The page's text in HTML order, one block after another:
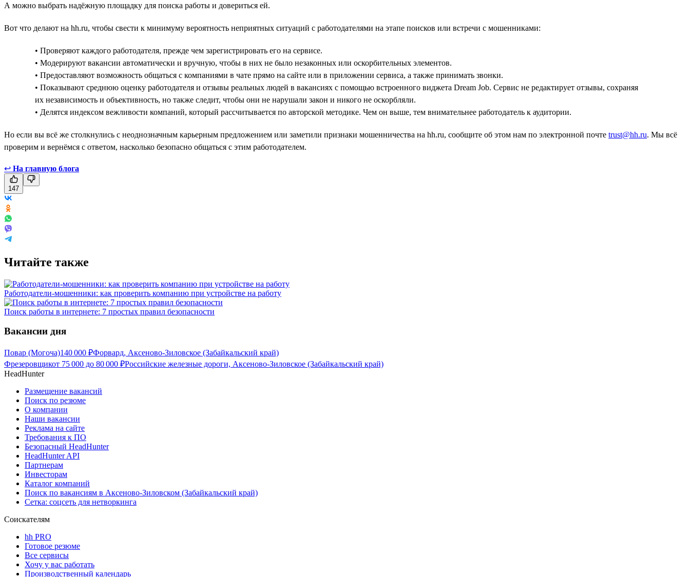
А можно выбрать надёжную площадку для поиска работы и довериться ей.
Вот что делают на hh.ru, чтобы свести к минимуму вероятность неприятных ситуаций с работодателями на этапе поисков или встречи с мошенниками:
• Проверяют каждого работодателя, прежде чем зарегистрировать его на сервисе.
• Модерируют вакансии автоматически и вручную, чтобы в них не было незаконных или оскорбительных элементов.
• Предоставляют возможность общаться с компаниями в чате прямо на сайте или в приложении сервиса, а также принимать звонки.
• Показывают среднюю оценку работодателя и отзывы реальных людей в вакансиях с помощью встроенного виджета Dream Job. Сервис не редактирует отзывы, сохраняя
их независимость и объективность, но также следит, чтобы они не нарушали закон и никого не оскорбляли.
• Делятся индексом вежливости компаний, который рассчитывается по авторской методике. Чем он выше, тем внимательнее работодатель к аудитории.
Но если вы всё же столкнулись с неоднозначным карьерным предложением или заметили признаки мошенничества на hh.ru, сообщите об этом нам по электронной почте trust@hh.ru. Мы всё
проверим и вернёмся с ответом, насколько безопасно общаться с этим работодателем.
↩ На главную блога
147
Читайте также
Работодатели-мошенники: как проверить компанию при устройстве на работу
Поиск работы в интернете: 7 простых правил безопасности
Вакансии дня
Повар (Могоча)140 000 ₽Форвард, Аксеново-Зиловское (Забайкальский край)
Фрезеровщикот 75 000 до 80 000 ₽Российские железные дороги, Аксеново-Зиловское (Забайкальский край)
HeadHunter
Размещение вакансий
Поиск по резюме
О компании
Наши вакансии
Реклама на сайте
Требования к ПО
Безопасный HeadHunter
HeadHunter API
Партнерам
Инвесторам
Каталог компаний
Поиск по вакансиям в Аксеново-Зиловском (Забайкальский край)
Сетка: соцсеть для нетворкинга
Соискателям
hh PRO
Готовое резюме
Все сервисы
Хочу у вас работать
Производственный календарь